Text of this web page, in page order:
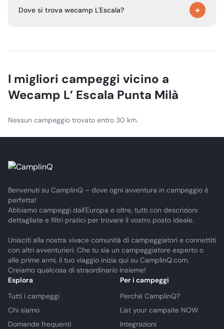
wecamper e agli iscritti.
Dove si trova wecamp L'Escala? +
Costa Brava.
I migliori campeggi vicino a
Wecamp L’ Escala Punta Milà
Nessun campeggio trovato entro 30 km.
Benvenuti su CamplinQ – dove ogni avventura in campeggio è
perfetta!
Abbiamo campeggi dall'Europa e oltre, tutti con descrizioni
dettagliate e filtri pratici per trovare il vostro posto ideale.
Unisciti alla nostra vivace comunità di campeggiatori e connettiti
con altri avventurieri. Che tu sia un campeggiatore esperto o
alle prime armi, il tuo viaggio inizia qui su CamplinQ.com.
Creiamo qualcosa di straordinario insieme!
Esplora
Tutti i campeggi
Chi siamo
Domande frequenti
Per i campeggi
Perché CamplinQ?
List your campsite NOW
Integrazioni